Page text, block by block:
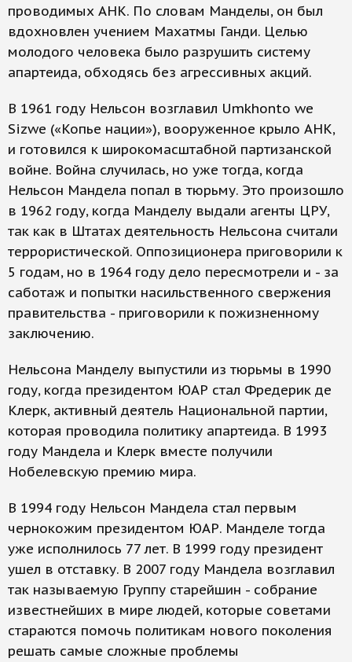
проводимых АНК. По словам Манделы, он был
вдохновлен учением Махатмы Ганди. Целью
молодого человека было разрушить систему
апартеида, обходясь без агрессивных акций.
В 1961 году Нельсон возглавил Umkhonto we
Sizwe («Копье нации»), вооруженное крыло АНК,
и готовился к широкомасштабной партизанской
войне. Война случилась, но уже тогда, когда
Нельсон Мандела попал в тюрьму. Это произошло
в 1962 году, когда Манделу выдали агенты ЦРУ,
так как в Штатах деятельность Нельсона считали
террористической. Оппозиционера приговорили к
5 годам, но в 1964 году дело пересмотрели и - за
саботаж и попытки насильственного свержения
правительства - приговорили к пожизненному
заключению.
Нельсона Манделу выпустили из тюрьмы в 1990
году, когда президентом ЮАР стал Фредерик де
Клерк, активный деятель Национальной партии,
которая проводила политику апартеида. В 1993
году Мандела и Клерк вместе получили
Нобелевскую премию мира.
В 1994 году Нельсон Мандела стал первым
чернокожим президентом ЮАР. Манделе тогда
уже исполнилось 77 лет. В 1999 году президент
ушел в отставку. В 2007 году Мандела возглавил
так называемую Группу старейшин - собрание
известнейших в мире людей, которые советами
стараются помочь политикам нового поколения
решать самые сложные проблемы